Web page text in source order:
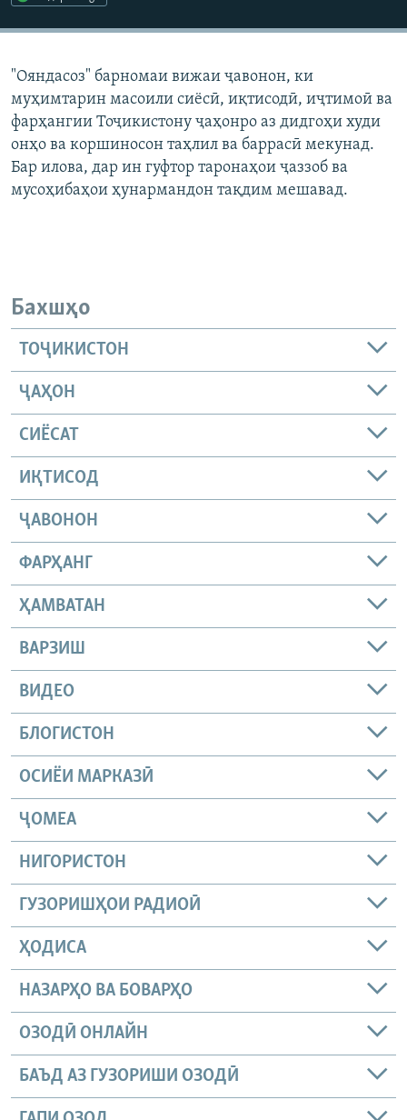
Русский
ПАЙГИРӢ КУНЕД
Ҳамаи сомонаҳои RFE/RL
"Ояндасоз" барномаи вижаи ҷавонон, ки
муҳимтарин масоили сиёсӣ, иқтисодӣ, иҷтимоӣ ва
фарҳангии Тоҷикистону ҷаҳонро аз дидгоҳи худи
онҳо ва коршиносон таҳлил ва баррасӣ мекунад.
Бар илова, дар ин гуфтор таронаҳои ҷаззоб ва
мусоҳибаҳои ҳунармандон тақдим мешавад.
Бахшҳо
ТОҶИКИСТОН
ҶАҲОН
СИЁСАТ
ИҚТИСОД
ҶАВОНОН
ФАРҲАНГ
ҲАМВАТАН
ВАРЗИШ
ВИДЕО
БЛОГИСТОН
ОСИЁИ МАРКАЗӢ
ҶОМEА
НИГОРИСТОН
ГУЗОРИШҲОИ РАДИОӢ
ҲОДИСА
НАЗАРҲО ВА БОВАРҲО
ОЗОДӢ ОНЛАЙН
БАЪД АЗ ГУЗОРИШИ ОЗОДӢ